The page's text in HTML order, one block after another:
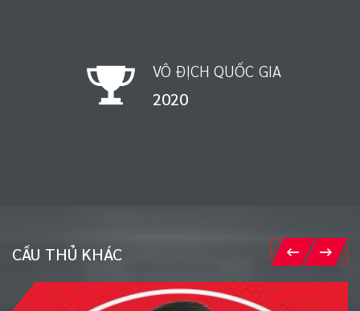
VÔ ĐỊCH QUỐC GIA
1998
CẦU THỦ KHÁC